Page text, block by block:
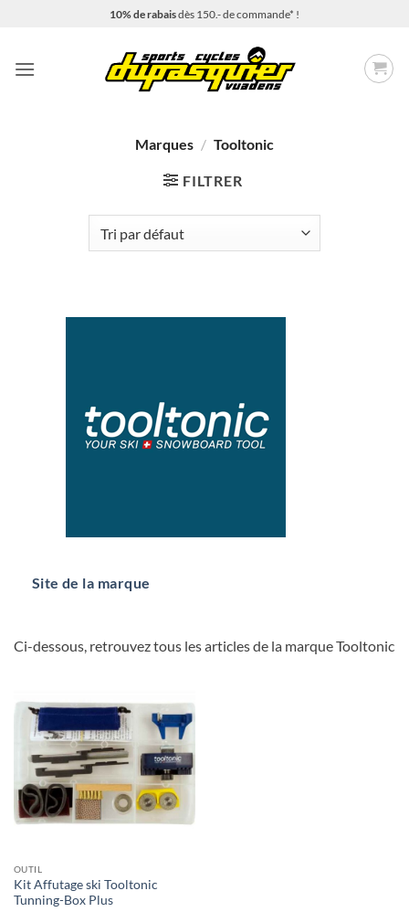
10% de rabaisdès 150.- de commande* !
Marques / Tooltonic
FILTRER
Site de la marque
Ci-dessous, retrouvez tous les articles de la marque Tooltonic
OUTIL
Kit Affutage ski Tooltonic
Tunning-Box Plus